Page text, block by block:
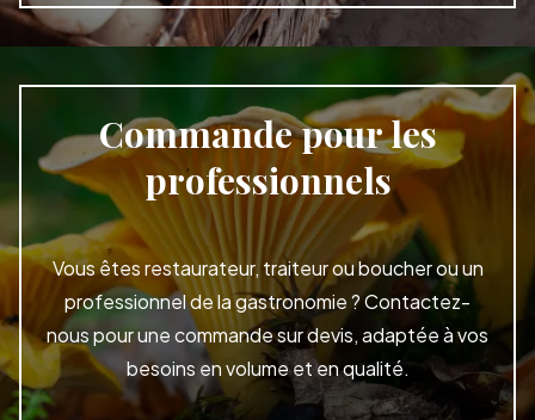
Commande pour les
professionnels
Vous êtes restaurateur, traiteur ou boucher ou un
professionnel de la gastronomie ? Contactez-
nous pour une commande sur devis, adaptée à vos
besoins en volume et en qualité.